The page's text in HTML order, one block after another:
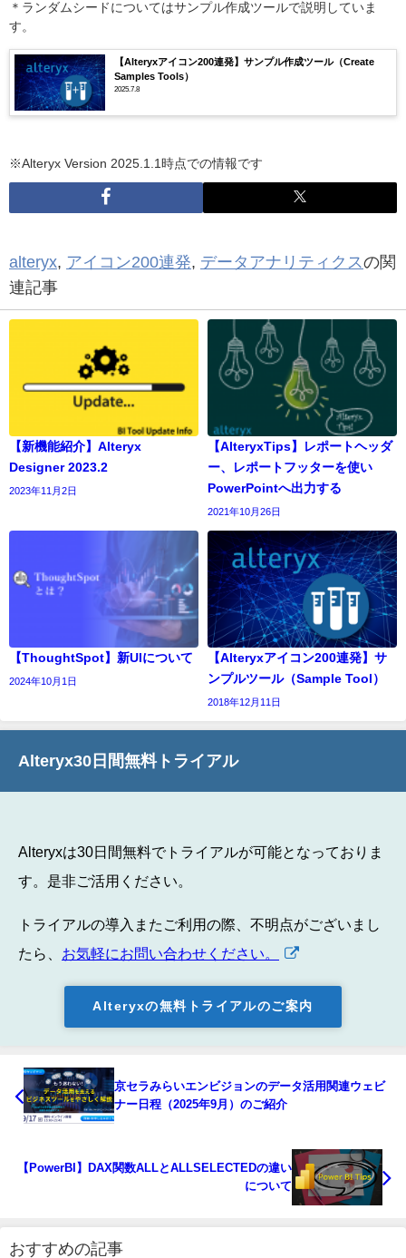
＊ランダムシードについてはサンプル作成ツールで説明していま
す。
【Alteryxアイコン200連発】サンプル作成ツール（Create
Samples Tools）
2025.7.8
※Alteryx Version 2025.1.1時点での情報です
alteryx, アイコン200連発, データアナリティクスの関
連記事
【新機能紹介】Alteryx
Designer 2023.2
2023年11月2日
【AlteryxTips】レポートヘッダ
ー、レポートフッターを使い
PowerPointへ出力する
2021年10月26日
【ThoughtSpot】新UIについて
2024年10月1日
【Alteryxアイコン200連発】サ
ンプルツール（Sample Tool）
2018年12月11日
Alteryx30日間無料トライアル
Alteryxは30日間無料でトライアルが可能となっておりま
す。是非ご活用ください。
トライアルの導入またご利用の際、不明点がございまし
たら、
お気軽にお問い合わせください。
Alteryxの無料トライアルのご案内
京セラみらいエンビジョンのデータ活用関連ウェビ
ナー日程（2025年9月）のご紹介
【PowerBI】DAX関数ALLとALLSELECTEDの違い
について
おすすめの記事